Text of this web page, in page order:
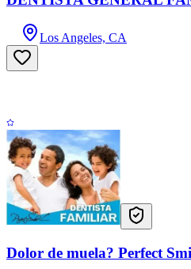
Los Angeles, CA
Dolor de muela? Perfect